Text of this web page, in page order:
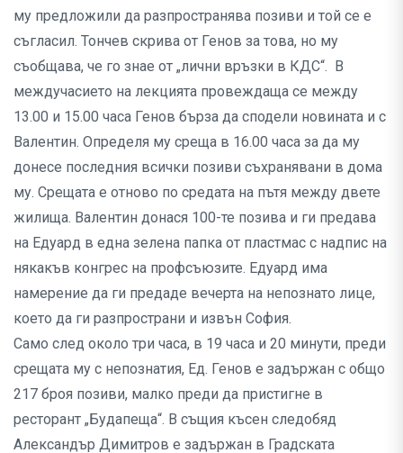
му предложили да разпространява позиви и той се е
съгласил. Тончев скрива от Генов за това, но му
съобщава, че го знае от „лични връзки в КДС“. В
междучасието на лекцията провеждаща се между
13.00 и 15.00 часа Генов бърза да сподели новината и с
Валентин. Определя му среща в 16.00 часа за да му
донесе последния всички позиви съхранявани в дома
му. Срещата е отново по средата на пътя между двете
жилища. Валентин донася 100-те позива и ги предава
на Едуард в една зелена папка от пластмас с надпис на
някакъв конгрес на профсъюзите. Едуард има
намерение да ги предаде вечерта на непознато лице,
което да ги разпространи и извън София.
Само след около три часа, в 19 часа и 20 минути, преди
срещата му с непознатия, Ед. Генов е задържан с общо
217 броя позиви, малко преди да пристигне в
ресторант „Будапеща“. В същия късен следобяд
Александър Димитров е задържан в Градската